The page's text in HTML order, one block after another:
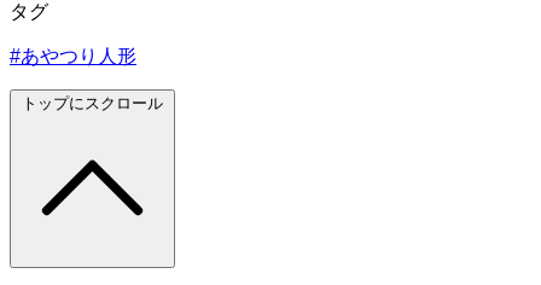
タグ
#あやつり人形
トップにスクロール